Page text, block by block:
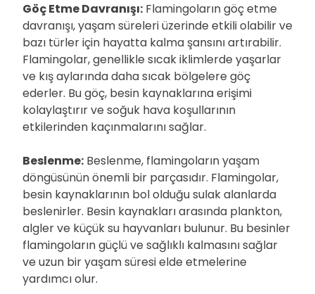
Göç Etme Davranışı: Flamingoların göç etme
davranışı, yaşam süreleri üzerinde etkili olabilir ve
bazı türler için hayatta kalma şansını artırabilir.
Flamingolar, genellikle sıcak iklimlerde yaşarlar
ve kış aylarında daha sıcak bölgelere göç
ederler. Bu göç, besin kaynaklarına erişimi
kolaylaştırır ve soğuk hava koşullarının
etkilerinden kaçınmalarını sağlar.
Beslenme: Beslenme, flamingoların yaşam
döngüsünün önemli bir parçasıdır. Flamingolar,
besin kaynaklarının bol olduğu sulak alanlarda
beslenirler. Besin kaynakları arasında plankton,
algler ve küçük su hayvanları bulunur. Bu besinler
flamingoların güçlü ve sağlıklı kalmasını sağlar
ve uzun bir yaşam süresi elde etmelerine
yardımcı olur.